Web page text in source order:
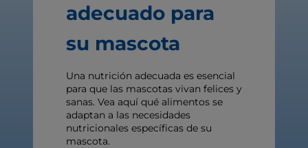
adecuado para
su mascota
Una nutrición adecuada es esencial
para que las mascotas vivan felices y
sanas. Vea aquí qué alimentos se
adaptan a las necesidades
nutricionales específicas de su
mascota.